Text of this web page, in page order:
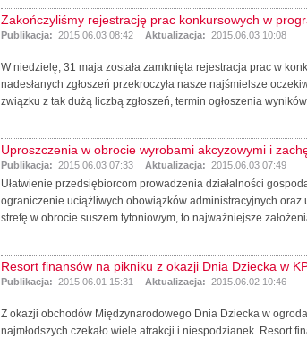
Zakończyliśmy rejestrację prac konkursowych w
Publikacja: 2015.06.03 08:42 Aktualizacja: 2015.06.03 10:08
W niedzielę, 31 maja została zamknięta rejestracja prac w
nadesłanych zgłoszeń przekroczyła nasze najśmielsze
związku z tak dużą liczbą zgłoszeń, termin ogłoszenia
Uproszczenia w obrocie wyrobami akcyzowymi i
Publikacja: 2015.06.03 07:33 Aktualizacja: 2015.06.03 07:49
Ułatwienie przedsiębiorcom prowadzenia działalności
ograniczenie uciążliwych obowiązków administracyjnych
strefę w obrocie suszem tytoniowym, to najważniejsze
Resort finansów na pikniku z okazji Dnia Dziecka w
Publikacja: 2015.06.01 15:31 Aktualizacja: 2015.06.02 10:46
Z okazji obchodów Międzynarodowego Dnia Dziecka w
najmłodszych czekało wiele atrakcji i niespodzianek. Resort